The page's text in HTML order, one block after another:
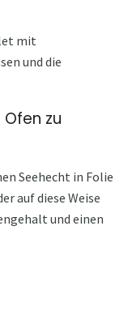
mit
und die
zu
Seehecht in Folie
auf diese Weise
und einen